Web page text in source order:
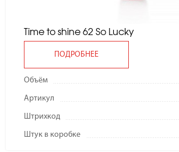
Time to shine 62 So Lucky
ПОДРОБНЕЕ
Объём
Артикул
Штрихкод
Штук в коробке